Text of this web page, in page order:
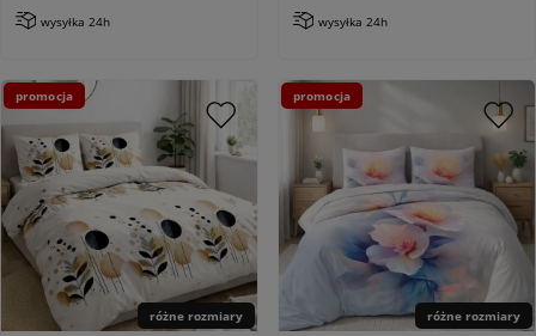
wysyłka 24h wysyłka 24h
różne rozmiary
promocja
różne rozmiary
promocja